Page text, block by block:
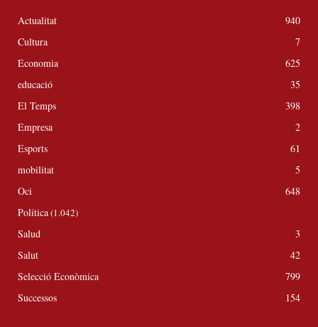
Actualitat
940
Cultura
7
Economia
625
educació
35
El Temps
398
Empresa
2
Esports
61
mobilitat
5
Oci
648
Política(1.042)
Salud
3
Salut
42
Selecció Econòmica
799
Successos
154